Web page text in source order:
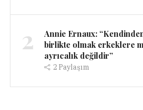
2
Annie Ernaux:
birlikte olmak erkeklere
ayrıcalık değildir”
2 Paylaşım